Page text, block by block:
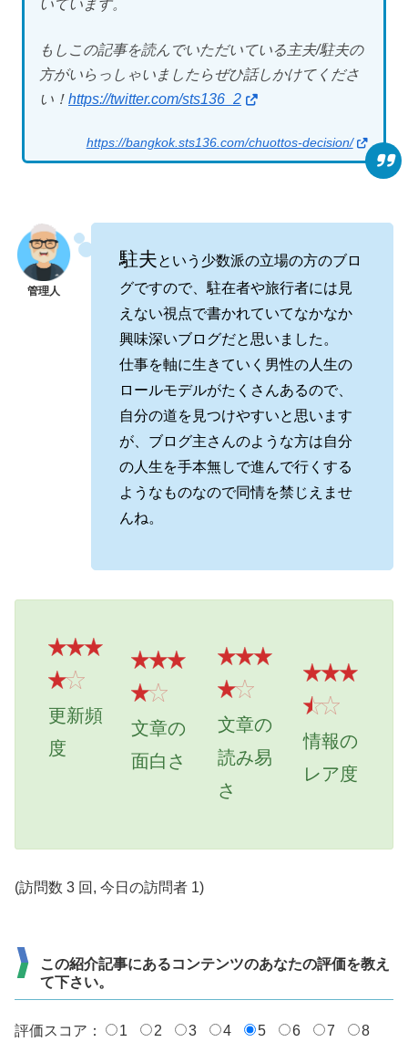
いています。
もしこの記事を読んでいただいている主夫/駐夫の
方がいらっしゃいましたらぜひ話しかけてくださ
い！ https://twitter.com/sts136_2
https://bangkok.sts136.com/chuottos-decision/
駐夫という少数派の立場の方のブロ
グですので、駐在者や旅行者には見
えない視点で書かれていてなかなか
興味深いブログだと思いました。
仕事を軸に生きていく男性の人生の
ロールモデルがたくさんあるので、
自分の道を見つけやすいと思います
が、ブログ主さんのような方は自分
の人生を手本無しで進んで行くする
ようなものなので同情を禁じえませ
んね。
更新頻
度
文章の
面白さ
文章の
読み易
さ
情報の
レア度
(訪問数 3 回, 今日の訪問者 1)
この紹介記事にあるコンテンツのあなたの評価を教え
て下さい。
評価スコア： 1 2 3 4 5 6 7
8